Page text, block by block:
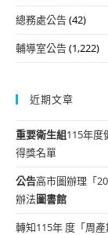
總務處公告(42)
輔導室公告(1,222)
近期文章
重要衛生組115年度
得獎名單
公告高市圖辦理「
辦法圖書館
轉知115年 度「周